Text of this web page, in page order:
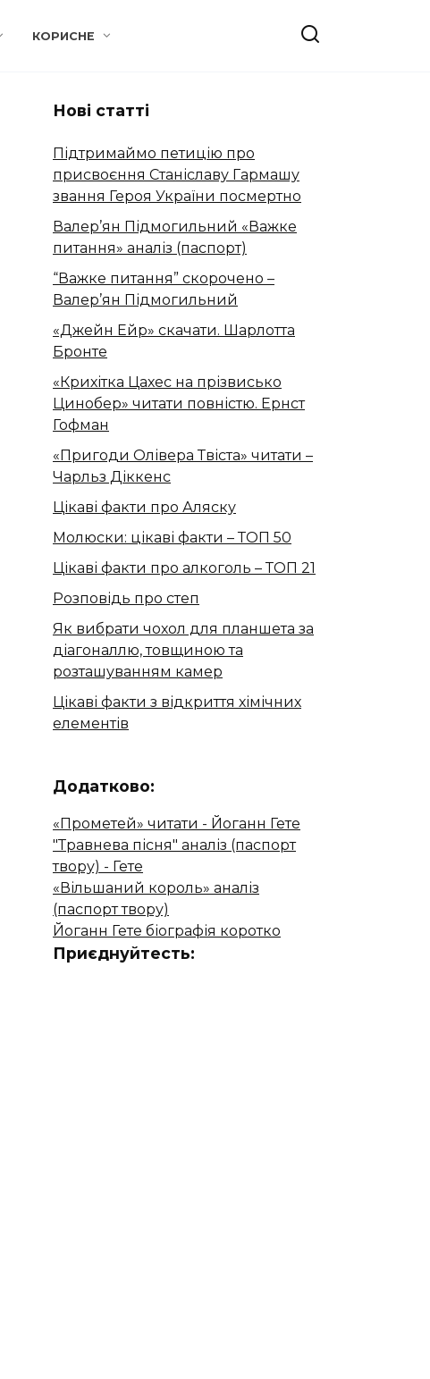
КОРИСНЕ
Нові статті
Підтримаймо петицію про
присвоєння Станіславу Гармашу
звання Героя України посмертно
Валер’ян Підмогильний «Важке
питання» аналіз (паспорт)
“Важке питання” скорочено –
Валер’ян Підмогильний
«Джейн Ейр» скачати. Шарлотта
Бронте
«Крихітка Цахес на прізвисько
Цинобер» читати повністю. Ернст
Гофман
«Пригоди Олівера Твіста» читати –
Чарльз Діккенс
Цікаві факти про Аляску
Молюски: цікаві факти – ТОП 50
Цікаві факти про алкоголь – ТОП 21
Розповідь про степ
Як вибрати чохол для планшета за
діагоналлю, товщиною та
розташуванням камер
Цікаві факти з відкриття хімічних
елементів
Додатково:
«Прометей» читати - Йоганн Гете
"Травнева пісня" аналіз (паспорт
твору) - Гете
«Вільшаний король» аналіз
(паспорт твору)
Йоганн Гете біографія коротко
Приєднуйтесть: